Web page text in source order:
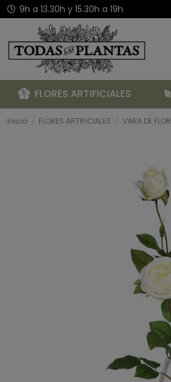
9h a 13.30h y 15.30h a 19h
FLORES ARTIFICIALES
Inicio FLORES ARTIFICIALES VARA DE